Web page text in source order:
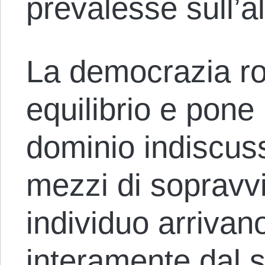
prevalesse
La democrazia
equilibrio e
dominio
mezzi di
individuo